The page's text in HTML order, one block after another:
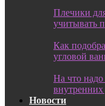
Плечики
учитывать
Как
угловой
На что
внутренних
Новости